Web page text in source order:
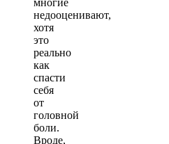
недооценивают,
хотя
это
реально
как
спасти
себя
от
головной
боли.
Вроде,